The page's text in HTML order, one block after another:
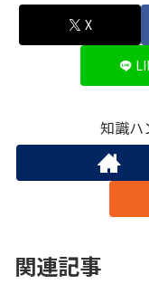
X
知識ハ
関連記事